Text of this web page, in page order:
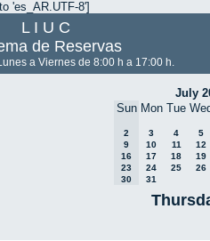
'es_AR.UTF-8']
L I U C
de Reservas
a Viernes de 8:00 h a 17:00 h.
July
Sun Mon Tue
2 3 4
5
9
10 11
12
16
17 18
19
23
24 25
26
30
31